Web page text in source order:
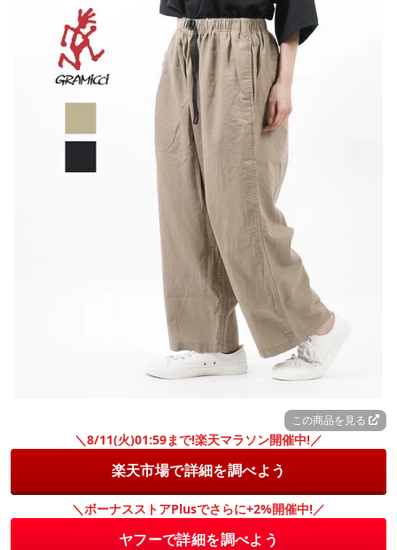
この商品を見る
＼8/11(火)01:59まで!楽天マラソン開催中!／
楽天市場で詳細を調べよう
＼ボーナスストアPlusでさらに+2%開催中!／
ヤフーで詳細を調べよう